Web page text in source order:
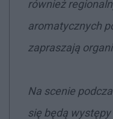
również
aromatycznych
zapraszają
Na scenie
się będą